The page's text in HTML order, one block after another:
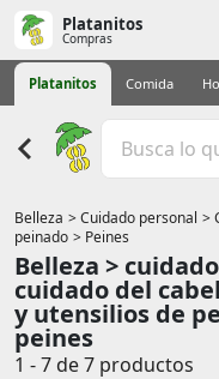
Platanitos
Compras
Platanitos Comida
Belleza > Cuidado personal >
peinado > Peines
Belleza >
cuidado del
y utensilios de
peines
1 - 7 de 7 productos